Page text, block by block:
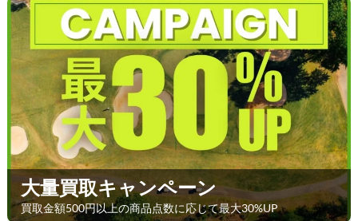
大量買取キャンペーン
買取金額500円以上の商品点数に応じて最大30%UP